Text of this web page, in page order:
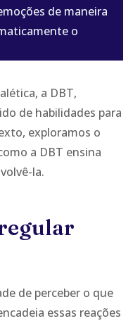
de maneira
o
a DBT,
de habilidades para
exploramos o
a DBT ensina
la.
de perceber o que
essas reações